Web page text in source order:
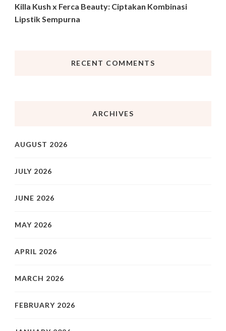
Killa Kush x Ferca Beauty: Ciptakan Kombinasi
Lipstik Sempurna
RECENT COMMENTS
ARCHIVES
AUGUST 2026
JULY 2026
JUNE 2026
MAY 2026
APRIL 2026
MARCH 2026
FEBRUARY 2026